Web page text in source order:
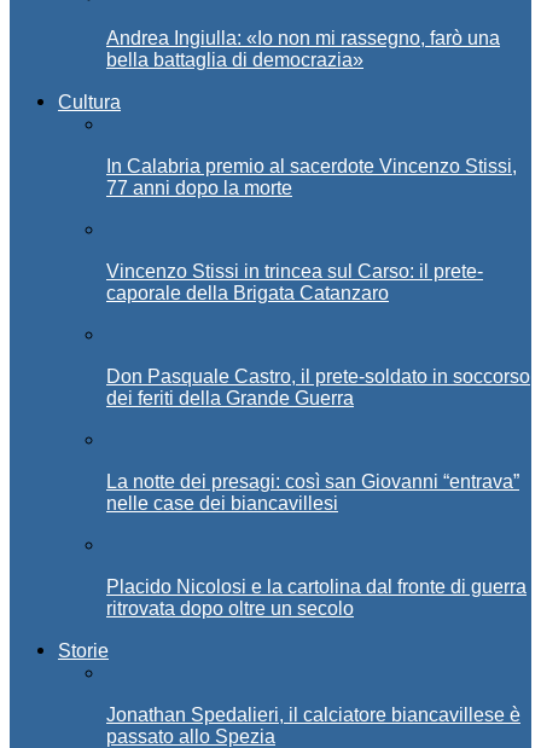
Andrea Ingiulla: «Io non mi rassegno, farò una
bella battaglia di democrazia»
Cultura
In Calabria premio al sacerdote Vincenzo Stissi,
77 anni dopo la morte
Vincenzo Stissi in trincea sul Carso: il prete-
caporale della Brigata Catanzaro
Don Pasquale Castro, il prete-soldato in soccorso
dei feriti della Grande Guerra
La notte dei presagi: così san Giovanni “entrava”
nelle case dei biancavillesi
Placido Nicolosi e la cartolina dal fronte di guerra
ritrovata dopo oltre un secolo
Storie
Jonathan Spedalieri, il calciatore biancavillese è
passato allo Spezia